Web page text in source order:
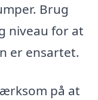
Brug
niveau for at
er ensartet.
på at